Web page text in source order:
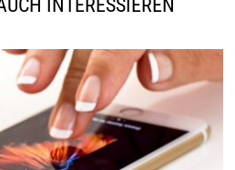
INTERESSIEREN